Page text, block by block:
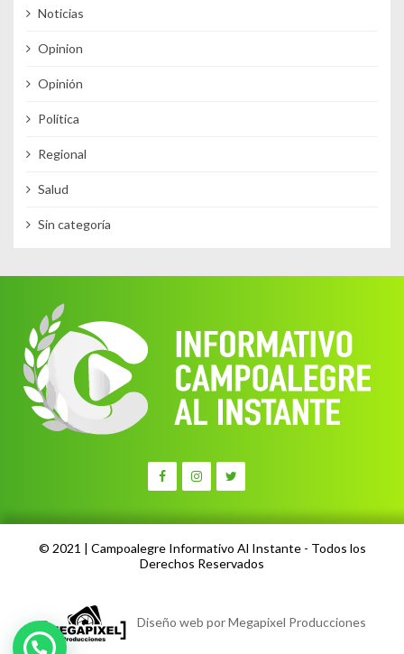
Noticias
Opinion
Opinión
Política
Regional
Salud
Sin categoría
© 2021 | Campoalegre Informativo Al Instante - Todos los
Derechos Reservados
Diseño web por Megapixel Producciones